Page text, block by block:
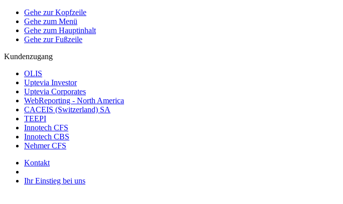
Gehe zur Kopfzeile
Gehe zum Menü
Gehe zum Hauptinhalt
Gehe zur Fußzeile
Kundenzugang
OLIS
Uptevia Investor
Uptevia Corporates
WebReporting - North America
CACEIS (Switzerland) SA
TEEPI
Innotech CFS
Innotech CBS
Nehmer CFS
Kontakt
Ihr Einstieg bei uns